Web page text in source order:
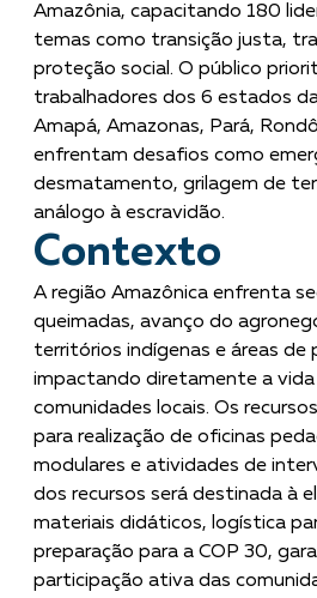
Amazônia, capacitando 180
temas como transição justa,
proteção social. O público
trabalhadores dos 6 estados
Amapá, Amazonas, Pará,
enfrentam desafios como
desmatamento, grilagem de
análogo à escravidão.
Contexto
A região Amazônica enfrenta
queimadas, avanço do
territórios indígenas e áreas de
impactando diretamente a
comunidades locais. Os
para realização de oficinas
modulares e atividades de
dos recursos será destinada à
materiais didáticos, logística
preparação para a COP 30,
participação ativa das